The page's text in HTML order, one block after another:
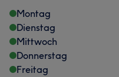
Montag
Dienstag
Mittwoch
Donnerstag
Freitag